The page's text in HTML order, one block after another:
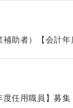
補助者）【会計
度任用職員】募集